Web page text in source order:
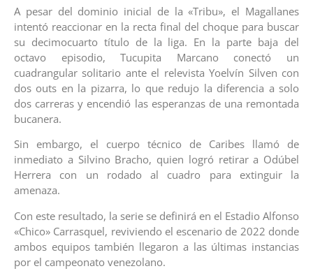
A pesar del dominio inicial de la «Tribu», el Magallanes
intentó reaccionar en la recta final del choque para buscar
su decimocuarto título de la liga. En la parte baja del
octavo episodio, Tucupita Marcano conectó un
cuadrangular solitario ante el relevista Yoelvín Silven con
dos outs en la pizarra, lo que redujo la diferencia a solo
dos carreras y encendió las esperanzas de una remontada
bucanera.
Sin embargo, el cuerpo técnico de Caribes llamó de
inmediato a Silvino Bracho, quien logró retirar a Odúbel
Herrera con un rodado al cuadro para extinguir la
amenaza.
Con este resultado, la serie se definirá en el Estadio Alfonso
«Chico» Carrasquel, reviviendo el escenario de 2022 donde
ambos equipos también llegaron a las últimas instancias
por el campeonato venezolano.